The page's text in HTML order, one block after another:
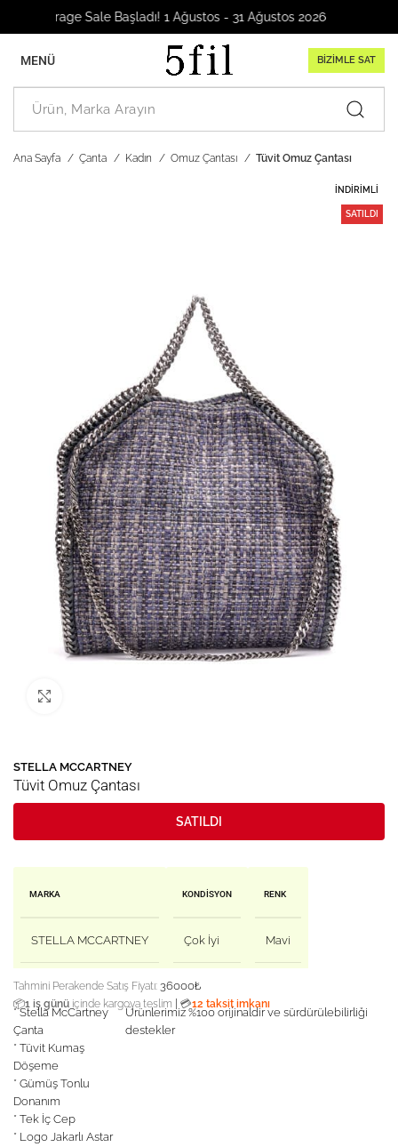
Garage Sale Başladı! 1 Ağustos - 31 Ağustos 2026
MENÜ BİZİMLE SAT
Ana Sayfa Çanta Kadın Omuz Çantası Tüvit Omuz Çantası
İNDIRIMLI
SATILDI
STELLA MCCARTNEY
Tüvit Omuz Çantası
SATILDI
MARKA
STELLA MCCARTNEY
KONDISYON
Çok İyi
RENK
Mavi
Tahmini Perakende Satış Fiyatı: 36000₺
📦1 iş günü içinde kargoya teslim 💳12 taksit imkanı
* Stella McCartney
Çanta
* Tüvit Kumaş
Döşeme
* Gümüş Tonlu
Donanım
* Tek İç Cep
* Logo Jakarlı Astar
Ürünlerimiz %100 orijinaldir ve sürdürülebilirliği
destekler